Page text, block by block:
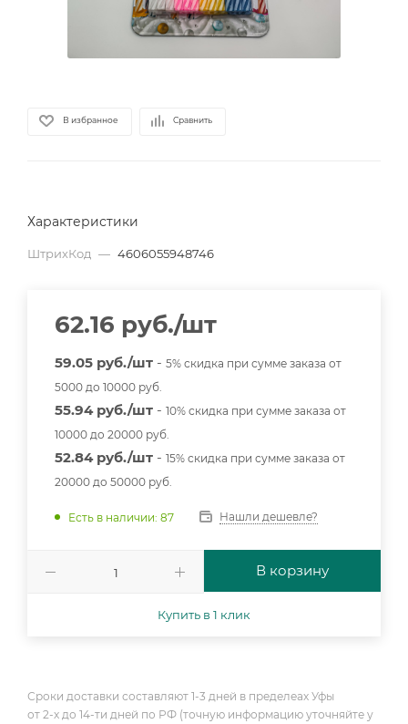
В избранное Сравнить
Характеристики
ШтрихКод — 4606055948746
62.16 руб./шт
59.05 руб./шт - 5% скидка при сумме заказа от
5000 до 10000 руб.
55.94 руб./шт - 10% скидка при сумме заказа от
10000 до 20000 руб.
52.84 руб./шт - 15% скидка при сумме заказа от
20000 до 50000 руб.
Есть в наличии: 87 Нашли дешевле?
В корзину
Купить в 1 клик
Сроки доставки составляют 1-3 дней в пределеах Уфы
от 2-х до 14-ти дней по РФ (точную информацию уточняйте у